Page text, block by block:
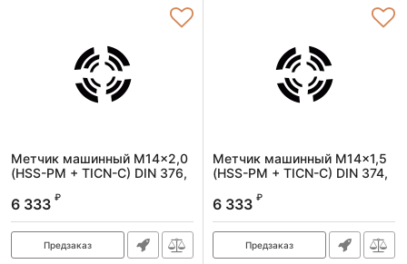
Метчик машинный M14x2,0
(HSS-PM + TICN-C) DIN 376,
Артикул:
6 333 ₽
Предзаказ
Метчик машинный M14x1,5
(HSS-PM + TICN-C) DIN 374,
Артикул:
6 333 ₽
Предзаказ